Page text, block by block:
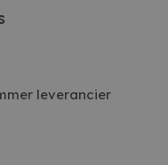
leverancier